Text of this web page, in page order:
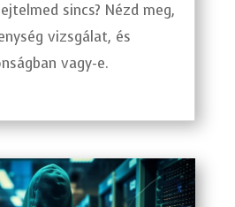
sincs? Nézd meg,
vizsgálat, és
vagy-e.